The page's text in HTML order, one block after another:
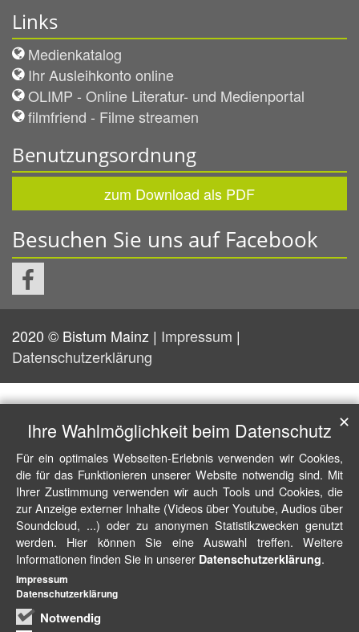
Links
Medienkatalog
Ihr Ausleihkonto online
OLIMP - Online Literatur- und Medienportal
filmfriend - Filme streamen
Benutzungsordnung
zum Download als PDF
Besuchen Sie uns auf Facebook
2020 © Bistum Mainz | Impressum |
Datenschutzerklärung
Ihre Wahlmöglichkeit beim Datenschutz
Für ein optimales Webseiten-Erlebnis verwenden wir Cookies,
die für das Funktionieren unserer Website notwendig sind. Mit
Ihrer Zustimmung verwenden wir auch Tools und Cookies, die
zur Anzeige externer Inhalte (Videos über Youtube, Audios über
Soundcloud, ...) oder zu anonymen Statistikzwecken genutzt
werden. Hier können Sie eine Auswahl treffen. Weitere
Informationen finden Sie in unserer Datenschutzerklärung.
Notwendig
✕
Impressum
Datenschutzerklärung